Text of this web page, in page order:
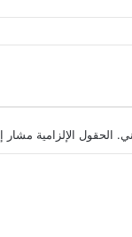
الحقول الإلزامية مشار